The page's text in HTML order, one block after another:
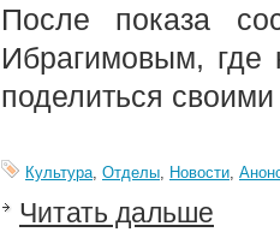
После показа
Ибрагимовым,
поделиться
Культура, Отделы, Новости,
Читать дальше